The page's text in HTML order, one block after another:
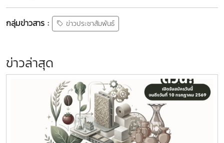
กลุ่มข่าวสาร : ข่าวประชาสัมพันธ์
ข่าวล่าสุด